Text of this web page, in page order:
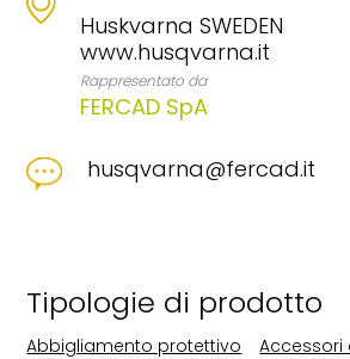
Huskvarna SWEDEN
www.husqvarna.it
Rappresentato da
FERCAD SpA
husqvarna@fercad.it
Tipologie di prodotto
Abbigliamento protettivo
Accessori